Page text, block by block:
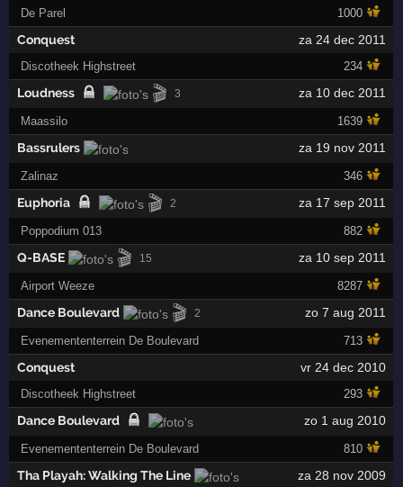
De Parel 1000
Conquest za 24 dec 2011
Discotheek Highstreet 234
Loudness 🎬 3 za 10 dec 2011
Maassilo 1639
Bassrulers za 19 nov 2011
Zalinaz 346
Euphoria 🎬 2 za 17 sep 2011
Poppodium 013 882
Q-BASE 🎬 15 za 10 sep 2011
Airport Weeze 8287
Dance Boulevard 🎬 2 zo 7 aug 2011
Evenemententerrein De Boulevard 713
Conquest vr 24 dec 2010
Discotheek Highstreet 293
Dance Boulevard zo 1 aug 2010
Evenemententerrein De Boulevard 810
Tha Playah: Walking The Line za 28 nov 2009